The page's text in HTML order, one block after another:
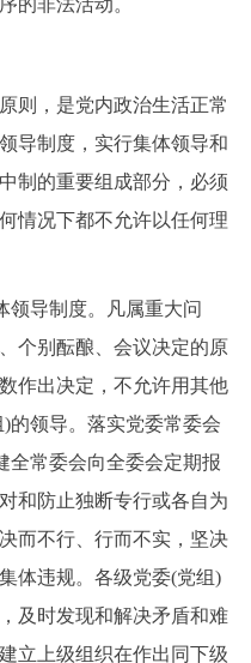
的非法活动。
，是党内政治生活正常
导制度，实行集体领导和
制的重要组成部分，必须
情况下都不允许以任何理
导制度。凡属重大问
个别酝酿、会议决定的原
作出决定，不允许用其他
的领导。落实党委常委会
全常委会向全委会定期报
和防止独断专行或各自为
而不行、行而不实，坚决
体违规。各级党委(党组)
及时发现和解决矛盾和难
立上级组织在作出同下级